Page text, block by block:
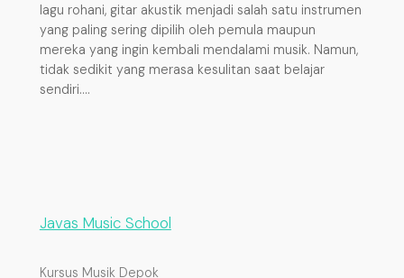
lagu rohani, gitar akustik menjadi salah satu instrumen
yang paling sering dipilih oleh pemula maupun
mereka yang ingin kembali mendalami musik. Namun,
tidak sedikit yang merasa kesulitan saat belajar
sendiri.…
Javas Music School
Kursus Musik Depok